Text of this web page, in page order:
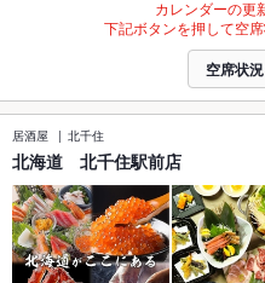
カレンダーの更
下記ボタンを押して空
空席状
居酒屋 北千住
北海道 北千住駅前店